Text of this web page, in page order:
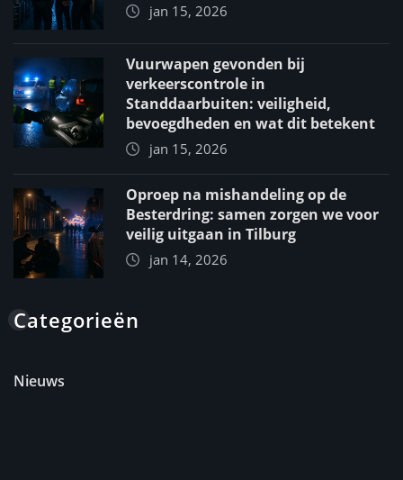
jan 15, 2026
Vuurwapen gevonden bij
verkeerscontrole in
Standdaarbuiten: veiligheid,
bevoegdheden en wat dit betekent
jan 15, 2026
Oproep na mishandeling op de
Besterdring: samen zorgen we voor
veilig uitgaan in Tilburg
jan 14, 2026
Categorieën
Nieuws